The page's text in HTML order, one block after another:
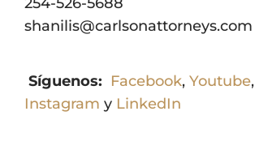
shanilis@carlsonattorneys.com
Síguenos: Facebook, Youtube,
Instagram y LinkedIn